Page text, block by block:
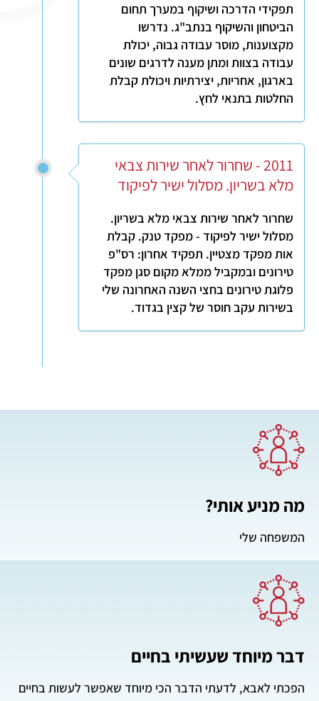
תפקידי הדרכה ושיקוף במערך תחום
הביטחון והשיקוף בנתב"ג. נדרשו
מקצוענות, מוסר עבודה גבוה, יכולת
עבודה בצוות ומתן מענה לדרגים שונים
בארגון, אחריות, יצירתיות ויכולת קבלת
החלטות בתנאי לחץ.
2011 - שחרור לאחר שירות צבאי
מלא בשריון. מסלול ישיר לפיקוד
שחרור לאחר שירות צבאי מלא בשריון.
מסלול ישיר לפיקוד - מפקד טנק. קבלת
אות מפקד מצטיין. תפקיד אחרון: רס"פ
טירונים ובמקביל ממלא מקום סגן מפקד
פלוגת טירונים בחצי השנה האחרונה שלי
בשירות עקב חוסר של קצין בגדוד.
מה מניע אותי?
המשפחה שלי
דבר מיוחד שעשיתי בחיים
הפכתי לאבא, לדעתי הדבר הכי מיוחד שאפשר לעשות בחיים